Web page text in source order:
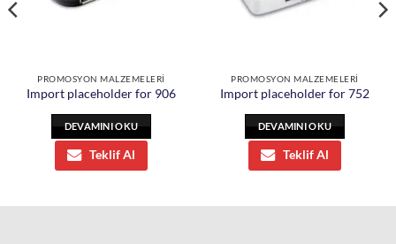
PROMOSYON MALZEMELERİ
Import placeholder for 906
DEVAMINI OKU
Teklif Al
PROMOSYON MALZEMELERİ
Import placeholder for 752
DEVAMINI OKU
Teklif Al